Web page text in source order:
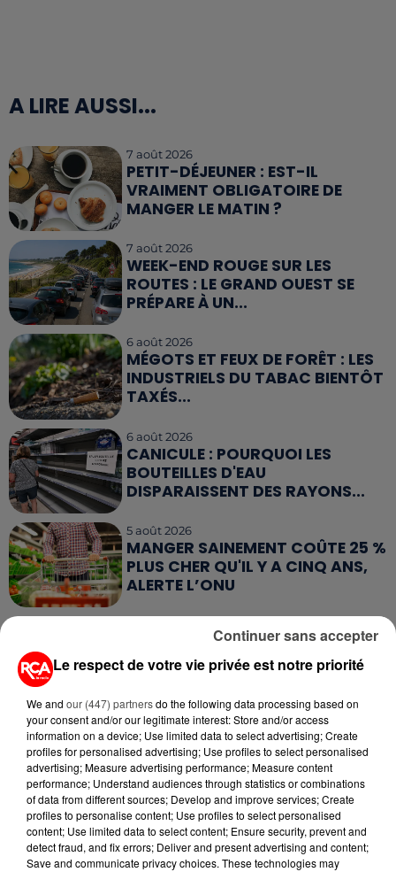
A LIRE AUSSI...
7 août 2026
PETIT-DÉJEUNER : EST-IL
VRAIMENT OBLIGATOIRE DE
MANGER LE MATIN ?
7 août 2026
WEEK-END ROUGE SUR LES
ROUTES : LE GRAND OUEST SE
PRÉPARE À UN...
6 août 2026
MÉGOTS ET FEUX DE FORÊT : LES
INDUSTRIELS DU TABAC BIENTÔT
TAXÉS...
6 août 2026
CANICULE : POURQUOI LES
BOUTEILLES D'EAU
DISPARAISSENT DES RAYONS...
5 août 2026
MANGER SAINEMENT COÛTE 25 %
PLUS CHER QU'IL Y A CINQ ANS,
ALERTE L’ONU
QUELLES SONT LES MARQUES QUI
OFFRENT LE MEILLEUR RAPPORT...
RETROUVEZ TOUTE L'ACTU DE LA RÉGION ET
RECEVEZ LES ALERTES INFOS DE LA RÉDACTION
EN TÉLÉCHARGEANT L'APPLICATION MOBILE
RCA
Le respect de votre vie privée est notre priorité
We and our (447) partnersdo the following data processing based on
your consent and/or our legitimate interest: Store and/or access
information on a device; Use limited data to select advertising; Create
profiles for personalised advertising; Use profiles to select personalised
advertising; Measure advertising performance; Measure content
performance; Understand audiences through statistics or combinations
of data from different sources; Develop and improve services; Create
profiles to personalise content; Use profiles to select personalised
content; Use limited data to select content; Ensure security, prevent and
detect fraud, and fix errors; Deliver and present advertising and content;
Save and communicate privacy choices. These technologies may
Continuer sans accepter